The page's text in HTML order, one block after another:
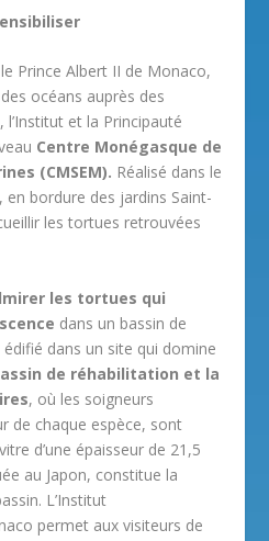
le Prince Albert II de Monaco,
océans auprès des
et la Principauté
Centre Monégasque de
(CMSEM). Réalisé dans le
bordure des jardins Saint-
les tortues retrouvées
les tortues qui
dans un bassin de
dans un site qui domine
de réhabilitation et la
, où les soigneurs
de chaque espèce, sont
d’une épaisseur de 21,5
au Japon, constitue la
L’Institut
permet aux visiteurs de